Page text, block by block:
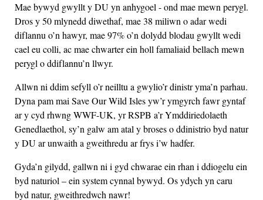
Mae bywyd gwyllt y DU yn anhygoel - ond mae mewn perygl.
Dros y 50 mlynedd diwethaf, mae 38 miliwn o adar wedi
diflannu o’n hawyr, mae 97% o’n dolydd blodau gwyllt wedi
cael eu colli, ac mae chwarter ein holl famaliaid bellach mewn
perygl o ddiflannu’n llwyr.
Allwn ni ddim sefyll o’r neilltu a gwylio’r dinistr yma’n parhau.
Dyna pam mai Save Our Wild Isles yw’r ymgyrch fawr gyntaf
ar y cyd rhwng WWF-UK, yr RSPB a’r Ymddiriedolaeth
Genedlaethol, sy’n galw am atal y broses o ddinistrio byd natur
y DU ar unwaith a gweithredu ar frys i’w hadfer.
Gyda’n gilydd, gallwn ni i gyd chwarae ein rhan i ddiogelu ein
byd naturiol – ein system cynnal bywyd. Os ydych yn caru
byd natur, gweithredwch nawr!